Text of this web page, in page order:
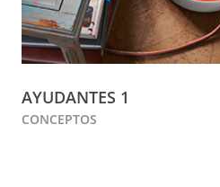
AYUDANTES 1
CONCEPTOS